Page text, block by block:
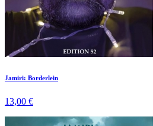
Jamiri: Borderlein
13,00 €